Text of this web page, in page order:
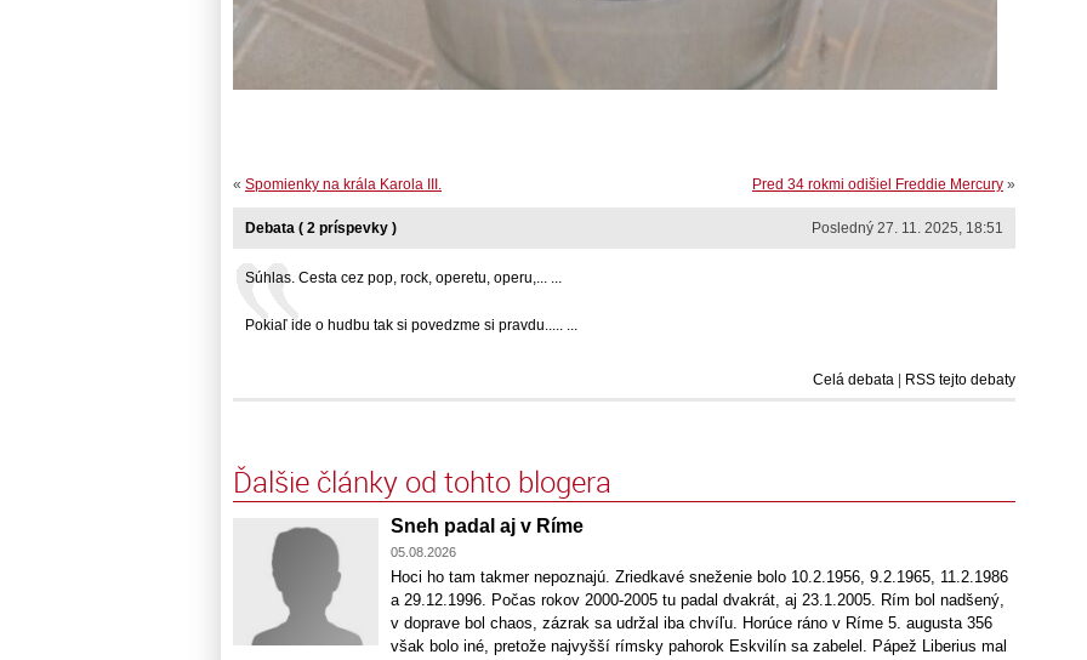
Pred 34 rokmi odišiel Freddie Mercury »
« Spomienky na krála Karola III.
Posledný 27. 11. 2025, 18:51
Debata ( 2 príspevky )
Súhlas. Cesta cez pop, rock, operetu, operu,... ...
Pokiaľ ide o hudbu tak si povedzme si pravdu..... ...
Celá debata RSS tejto debaty
Ďalšie články od tohto blogera
Sneh padal aj v Ríme
05.08.2026
Hoci ho tam takmer nepoznajú. Zriedkavé sneženie bolo 10.2.1956, 9.2.1965, 11.2.1986
a 29.12.1996. Počas rokov 2000-2005 tu padal dvakrát, aj 23.1.2005. Rím bol nadšený,
v doprave bol chaos, zázrak sa udržal iba chvíľu. Horúce ráno v Ríme 5. augusta 356
však bolo iné, pretože najvyšší rímsky pahorok Eskvilín sa zabelel. Pápež Liberius mal